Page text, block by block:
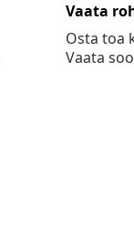
Vaata
Osta toa
Vaata